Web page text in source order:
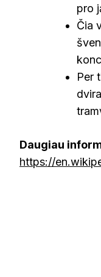
pro
Čia
Per
Daugiau
https://